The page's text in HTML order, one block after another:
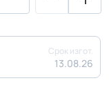
Срок изгот.
13.08.26